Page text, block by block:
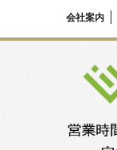
会社案内